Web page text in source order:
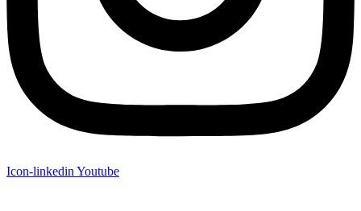
Icon-linkedin Youtube